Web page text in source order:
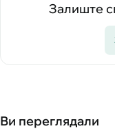
Залиште
Ви переглядали